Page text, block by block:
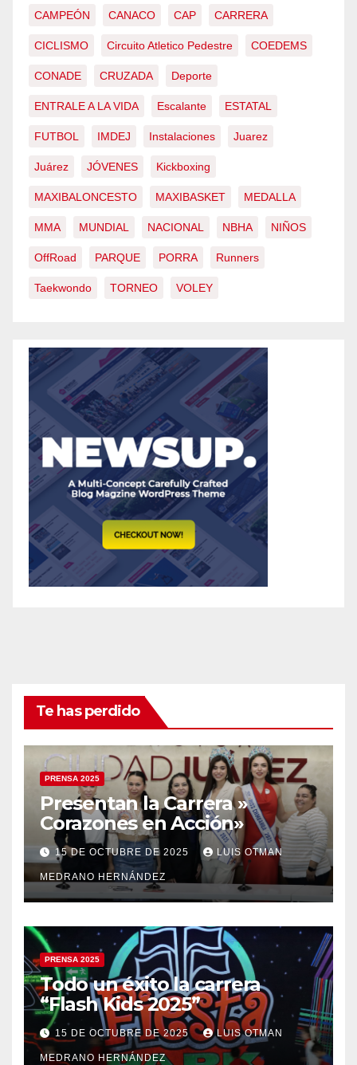
CAMPEÓN CANACO CAP CARRERA
CICLISMO Circuito Atletico Pedestre COEDEMS
CONADE CRUZADA Deporte
ENTRALE A LA VIDA Escalante ESTATAL
FUTBOL IMDEJ Instalaciones Juarez
Juárez JÓVENES Kickboxing
MAXIBALONCESTO MAXIBASKET MEDALLA
MMA MUNDIAL NACIONAL NBHA NIÑOS
OffRoad PARQUE PORRA Runners
Taekwondo TORNEO VOLEY
Te has perdido
PRENSA 2025
Presentan la Carrera »
Corazones en Acción»
15 DE OCTUBRE DE 2025 LUIS OTMAN
MEDRANO HERNÁNDEZ
PRENSA 2025
Todo un éxito la carrera
“Flash Kids 2025”
15 DE OCTUBRE DE 2025 LUIS OTMAN
MEDRANO HERNÁNDEZ